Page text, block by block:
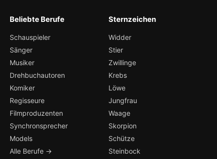
Beliebte Berufe
Schauspieler
Sänger
Musiker
Drehbuchautoren
Komiker
Regisseure
Filmproduzenten
Synchronsprecher
Models
Alle Berufe →
Sternzeichen
Widder
Stier
Zwillinge
Krebs
Löwe
Jungfrau
Waage
Skorpion
Schütze
Steinbock